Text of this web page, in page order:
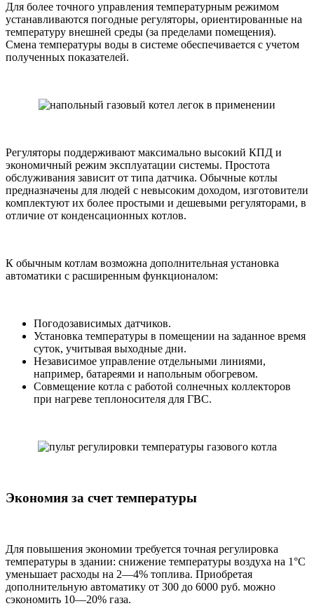
Для более точного управления температурным режимом
устанавливаются погодные регуляторы, ориентированные на
температуру внешней среды (за пределами помещения).
Смена температуры воды в системе обеспечивается с учетом
полученных показателей.
Регуляторы поддерживают максимально высокий КПД и
экономичный режим эксплуатации системы. Простота
обслуживания зависит от типа датчика. Обычные котлы
предназначены для людей с невысоким доходом, изготовители
комплектуют их более простыми и дешевыми регуляторами, в
отличие от конденсационных котлов.
К обычным котлам возможна дополнительная установка
автоматики с расширенным функционалом:
Погодозависимых датчиков.
Установка температуры в помещении на заданное время
суток, учитывая выходные дни.
Независимое управление отдельными линиями,
например, батареями и напольным обогревом.
Совмещение котла с работой солнечных коллекторов
при нагреве теплоносителя для ГВС.
Экономия за счет температуры
Для повышения экономии требуется точная регулировка
температуры в здании: снижение температуры воздуха на 1°С
уменьшает расходы на 2—4% топлива. Приобретая
дополнительную автоматику от 300 до 6000 руб. можно
сэкономить 10—20% газа.